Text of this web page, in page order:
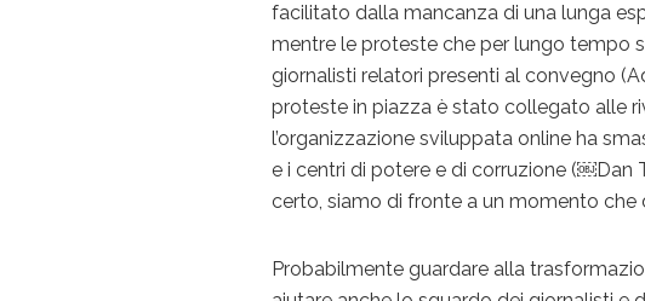
facilitato dalla mancanza di una lunga
mentre le proteste che per lungo tempo
giornalisti relatori presenti al convegno
proteste in piazza è stato collegato alle
l’organizzazione sviluppata online ha
e i centri di potere e di corruzione (￼Dan
certo, siamo di fronte a un momento che
Probabilmente guardare alla